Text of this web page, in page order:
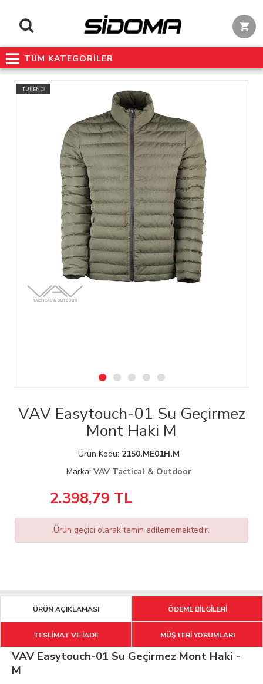
TÜM KATEGORİLER
TÜKENDİ
VAV Easytouch-01 Su Geçirmez
Mont Haki M
Ürün Kodu: 2150.ME01H.M
Marka: VAV Tactical & Outdoor
2.398,79 TL
Ürün geçici olarak temin edilememektedir.
ÜRÜN AÇIKLAMASI ÖDEME BİLGİLERİ
TESLİMAT VE İADE MÜŞTERİ YORUMLARI
VAV Easytouch-01 Su Geçirmez Mont Haki -
M